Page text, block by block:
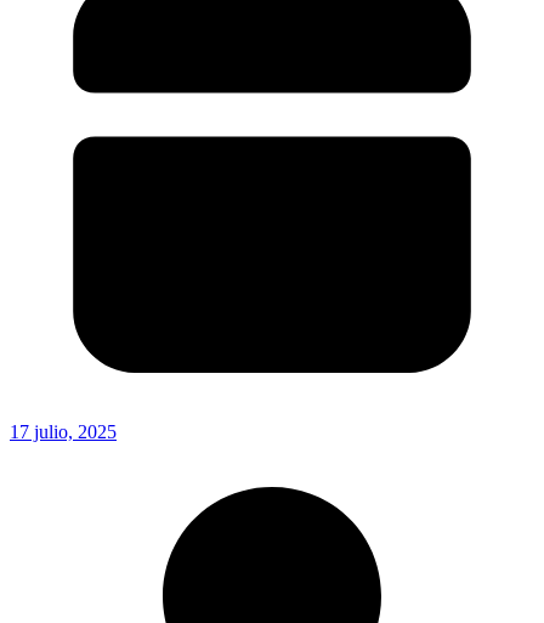
17 julio, 2025